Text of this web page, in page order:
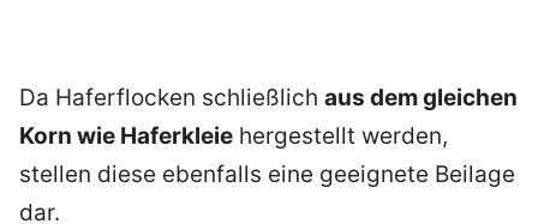
Da Haferflocken schließlich aus dem gleichen
Korn wie Haferkleie hergestellt werden,
stellen diese ebenfalls eine geeignete Beilage
dar.